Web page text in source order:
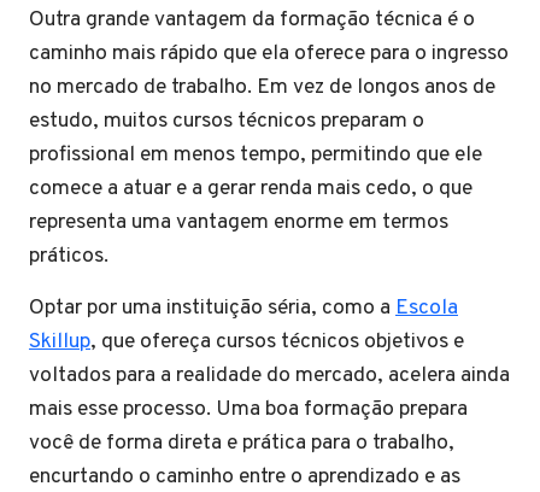
Outra grande vantagem da formação técnica é o
caminho mais rápido que ela oferece para o ingresso
no mercado de trabalho. Em vez de longos anos de
estudo, muitos cursos técnicos preparam o
profissional em menos tempo, permitindo que ele
comece a atuar e a gerar renda mais cedo, o que
representa uma vantagem enorme em termos
práticos.
Optar por uma instituição séria, como a Escola
Skillup, que ofereça cursos técnicos objetivos e
voltados para a realidade do mercado, acelera ainda
mais esse processo. Uma boa formação prepara
você de forma direta e prática para o trabalho,
encurtando o caminho entre o aprendizado e as